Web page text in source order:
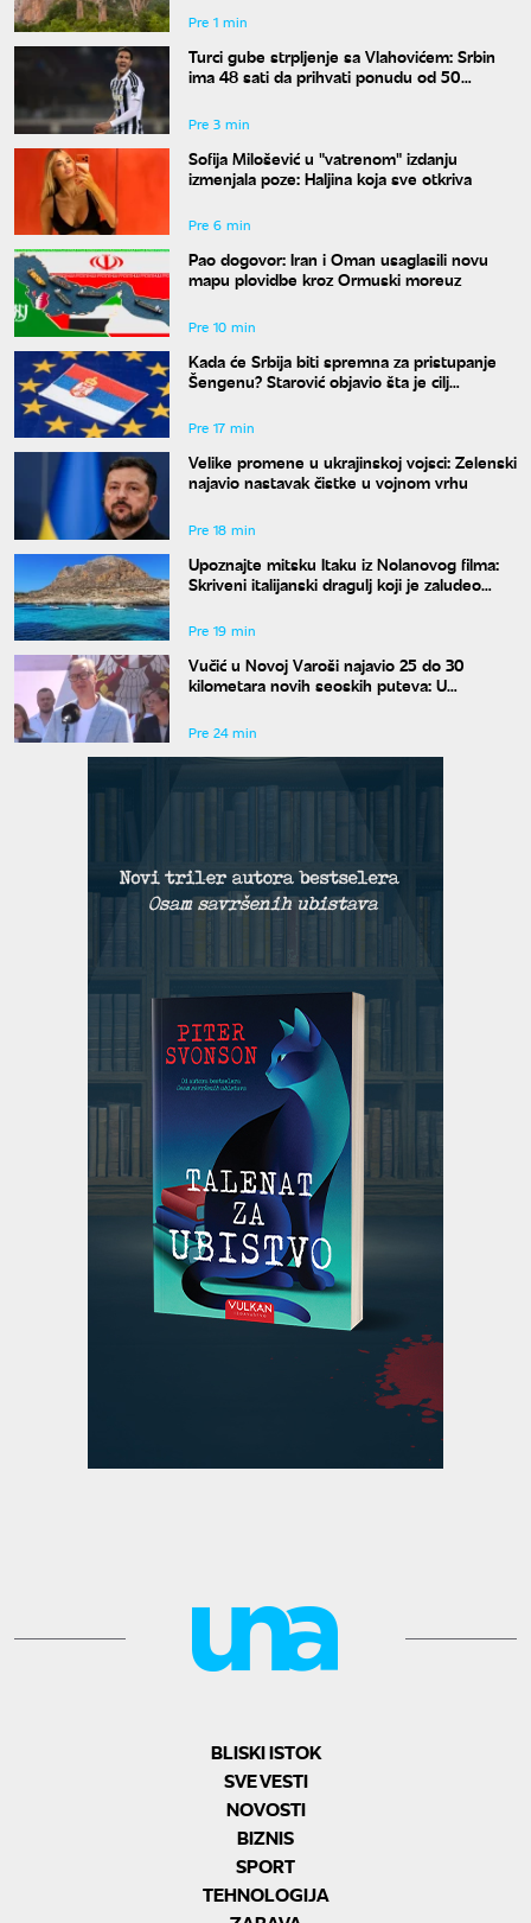
Pre 1 min
Turci gube strpljenje sa Vlahovićem: Srbin
ima 48 sati da prihvati ponudu od 50
Pre 3 min
Sofija Milošević u "vatrenom" izdanju
izmenjala poze: Haljina koja sve otkriva
Pre 6 min
Pao dogovor: Iran i Oman usaglasili novu
mapu plovidbe kroz Ormuski moreuz
Pre 10 min
Kada će Srbija biti spremna za pristupanje
Šengenu? Starović objavio šta je cilj
Pre 17 min
Velike promene u ukrajinskoj vojsci: Zelenski
najavio nastavak čistke u vojnom vrhu
Pre 18 min
Upoznajte mitsku Itaku iz Nolanovog filma:
Skriveni italijanski dragulj koji je zaludeo
Pre 19 min
Vučić u Novoj Varoši najavio 25 do 30
kilometara novih seoskih puteva: U
Pre 24 min
BLISKI ISTOK
SVE VESTI
NOVOSTI
BIZNIS
SPORT
TEHNOLOGIJA